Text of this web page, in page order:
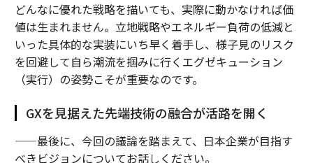
どんなに優れた戦略を描いても、実際に動かなければ価
値は生まれません。立地戦略やエネルギー負荷の低減と
いった具体的な実装にいち早く着手し、様子見のリスク
を回避して自ら潮流を掴みに行くエグゼキューション
（実行）の姿勢こそが重要なのです。
GXを見据えた先端技術の融合が活路を開く
——最後に、今回の議論を踏まえて、日本企業が目指す
べきビジョンについてお話しください。